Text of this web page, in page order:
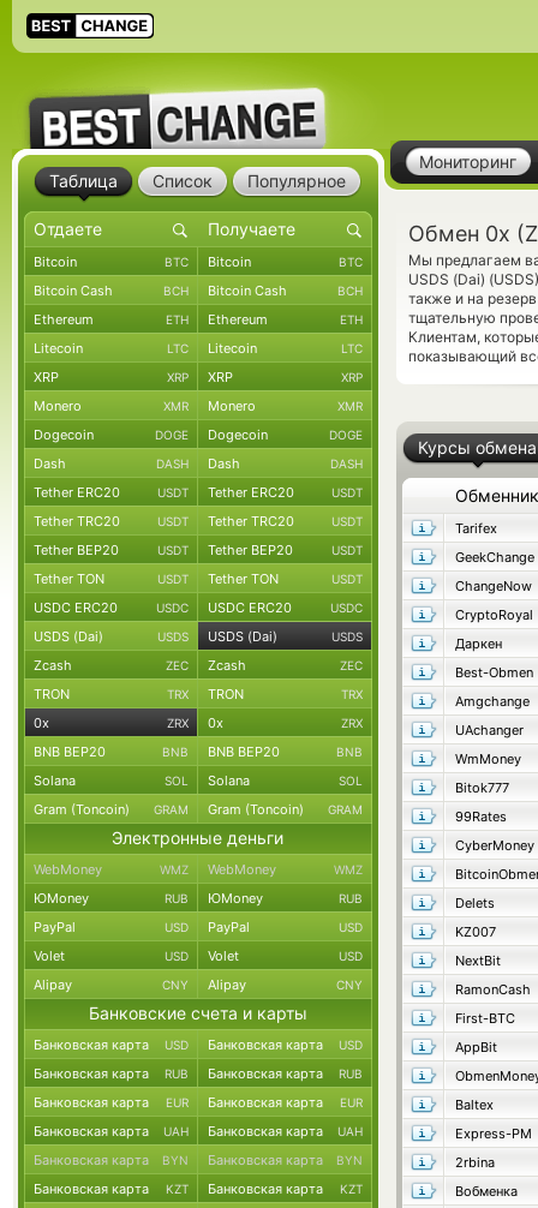
Мониторинг
Обмен 0x
Мы предлагаем
USDS (Dai)
также и на
тщательную
Клиентам,
показывающий
Курсы обмена
Обменник
Tarifex
GeekChange
ChangeNow
CryptoRoyal
Даркен
Best-Obmen
Amgchange
UAchanger
WmMoney
Bitok777
99Rates
CyberMoney
Delets
KZ007
NextBit
RamonCash
First-BTC
AppBit
Baltex
Express-PM
2rbina
Вобменка
Таблица Список Популярное
Bitcoin BTC Bitcoin BTC
Bitcoin Cash BCH Bitcoin Cash BCH
Ethereum ETH Ethereum ETH
Litecoin LTC Litecoin LTC
XRP XRP XRP XRP
Monero XMR Monero XMR
Dogecoin DOGE Dogecoin DOGE
Dash DASH Dash DASH
Tether ERC20 USDT Tether ERC20 USDT
Tether TRC20 USDT Tether TRC20 USDT
Tether BEP20 USDT Tether BEP20 USDT
Tether TON USDT Tether TON USDT
USDC ERC20 USDC USDC ERC20 USDC
USDS (Dai) USDS USDS (Dai) USDS
Zcash ZEC Zcash ZEC
TRON TRX TRON TRX
0x ZRX 0x ZRX
BNB BEP20 BNB BNB BEP20 BNB
Solana SOL Solana SOL
Gram (Toncoin) GRAM Gram (Toncoin) GRAM
Электронные деньги
WebMoney WMZ WebMoney WMZ
ЮMoney RUB ЮMoney RUB
PayPal USD PayPal USD
Volet USD Volet USD
Alipay CNY Alipay CNY
Банковские счета и карты
Банковская карта USD Банковская карта USD
Банковская карта RUB Банковская карта RUB
Банковская карта EUR Банковская карта EUR
Банковская карта UAH Банковская карта UAH
Банковская карта BYN Банковская карта BYN
Банковская карта KZT Банковская карта KZT